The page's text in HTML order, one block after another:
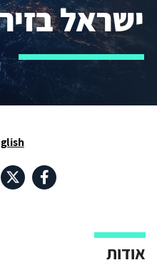
ישראל
אודות